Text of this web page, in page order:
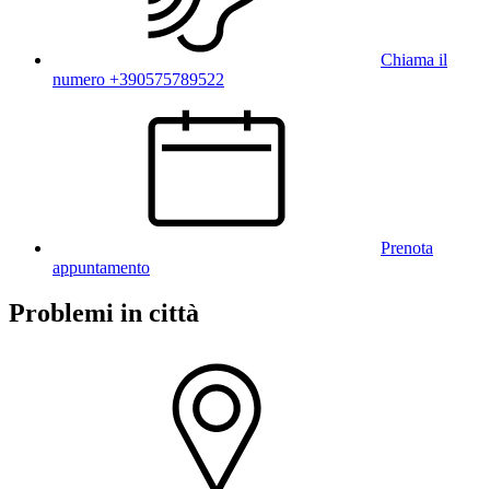
Chiama il
numero +390575789522
Prenota
appuntamento
Problemi in città